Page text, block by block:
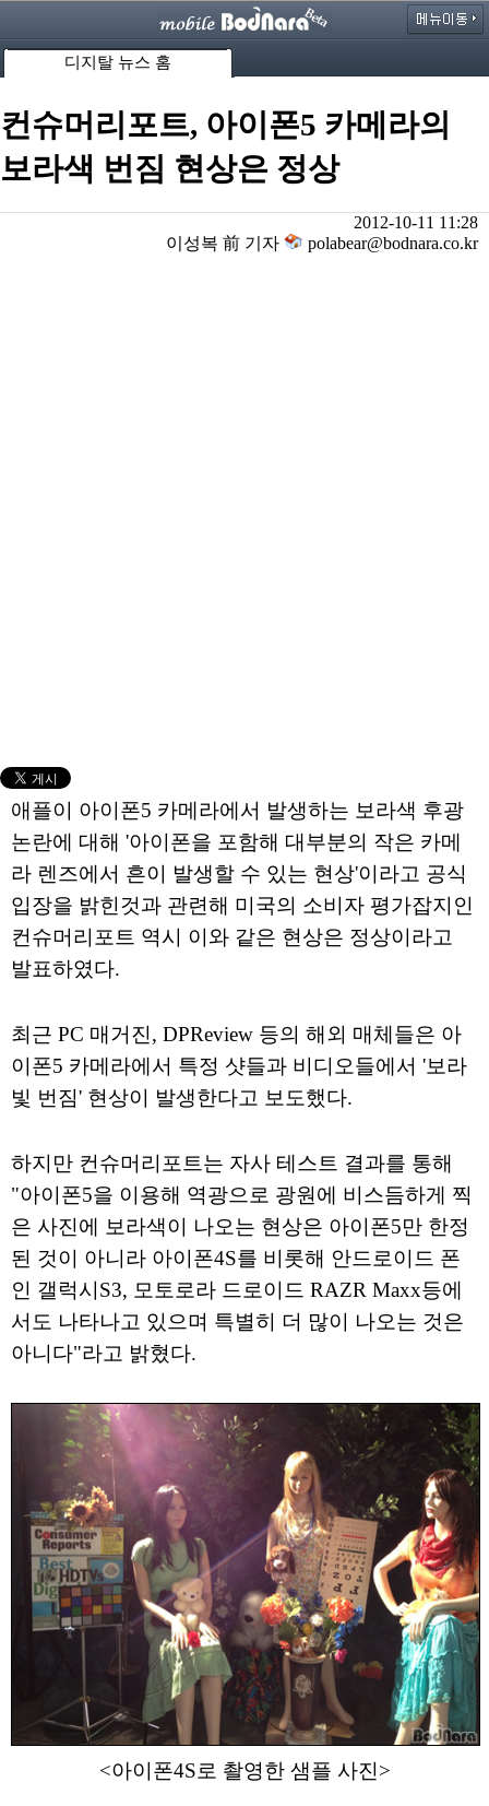
디지탈 뉴스 홈
컨슈머리포트, 아이폰5 카메라의
보라색 번짐 현상은 정상
2012-10-11 11:28
이성복 前 기자
polabear@bodnara.co.kr
애플이 아이폰5 카메라에서 발생하는 보라색 후광
논란에 대해 '아이폰을 포함해 대부분의 작은 카메
라 렌즈에서 흔이 발생할 수 있는 현상'이라고 공식
입장을 밝힌것과 관련해 미국의 소비자 평가잡지인
컨슈머리포트 역시 이와 같은 현상은 정상이라고
발표하였다.
최근 PC 매거진, DPReview 등의 해외 매체들은 아
이폰5 카메라에서 특정 샷들과 비디오들에서 '보라
빛 번짐' 현상이 발생한다고 보도했다.
하지만 컨슈머리포트는 자사 테스트 결과를 통해
"아이폰5을 이용해 역광으로 광원에 비스듬하게 찍
은 사진에 보라색이 나오는 현상은 아이폰5만 한정
된 것이 아니라 아이폰4S를 비롯해 안드로이드 폰
인 갤럭시S3, 모토로라 드로이드 RAZR Maxx등에
서도 나타나고 있으며 특별히 더 많이 나오는 것은
아니다"라고 밝혔다.
<아이폰4S로 촬영한 샘플 사진>